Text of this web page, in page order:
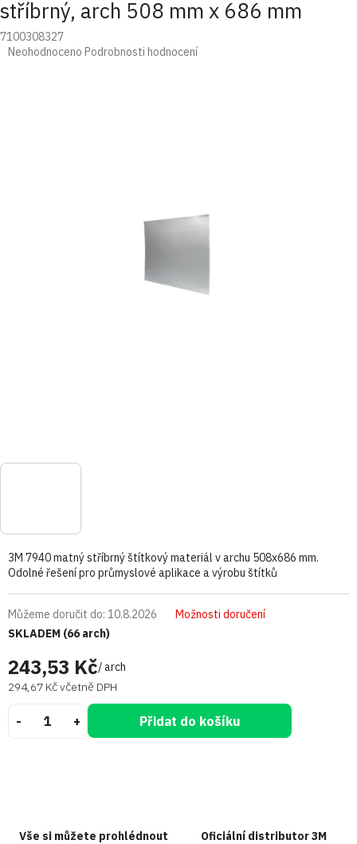
stříbrný, arch 508 mm x 686 mm
7100308327
Průměrné
Neohodnoceno Podrobnosti hodnocení
243,53 Kč/ arch
294,67 Kč včetně DPH
SKLADEM (66 arch)
Můžeme doručit do: 10.8.2026 Možnosti doručení
Přidat do košíku
3M 7940 matný stříbrný štítkový materiál v archu 508x686 mm.
Odolné řešení pro průmyslové aplikace a výrobu štítků
Vše si můžete prohlédnout
Oficiální distributor 3M